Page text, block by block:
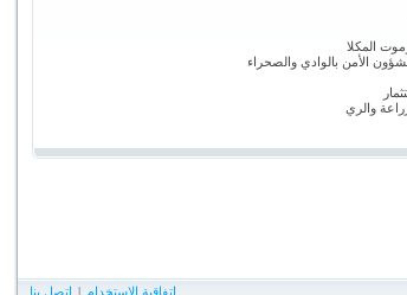
اتصل بنا | إتفاقية الإستخدام